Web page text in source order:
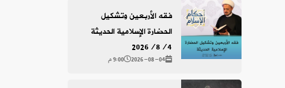
فقه الأربعين وتشكيل
الحضارة الإسلامية الحديثة
2026/8/4
2026-08-04 9:00 م